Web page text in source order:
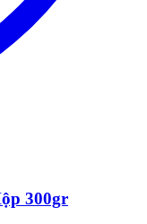
300gr